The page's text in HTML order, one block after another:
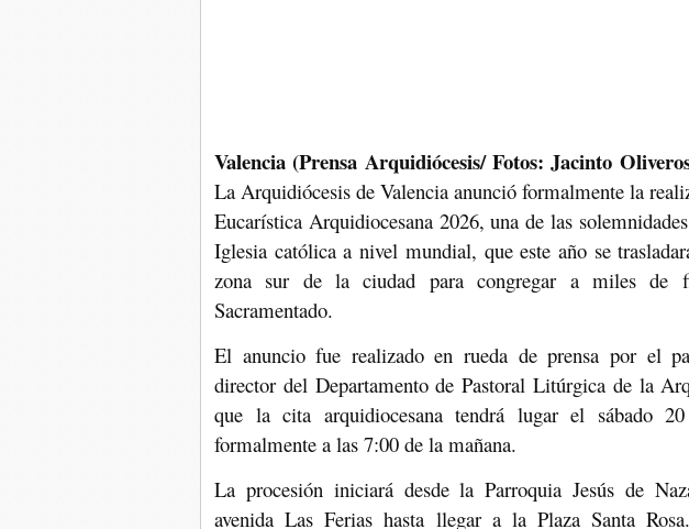
Valencia (Prensa Arquidiócesis/ Fotos: Jacinto
La Arquidiócesis de Valencia anunció formalmente la
Eucarística Arquidiocesana 2026, una de las
Iglesia católica a nivel mundial, que este año se
zona sur de la ciudad para congregar a miles de
Sacramentado.
El anuncio fue realizado en rueda de prensa por el
director del Departamento de Pastoral Litúrgica de la
que la cita arquidiocesana tendrá lugar el sábado
formalmente a las 7:00 de la mañana.
La procesión iniciará desde la Parroquia Jesús de
avenida Las Ferias hasta llegar a la Plaza Santa